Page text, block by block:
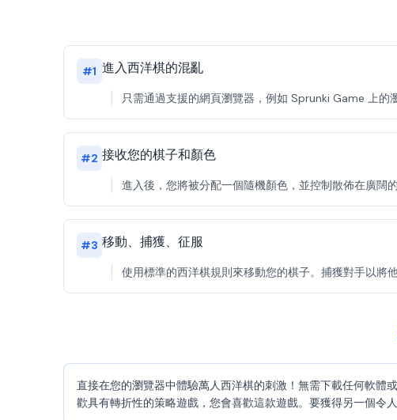
#1 進入西洋棋的混亂
只需通過支援的網頁瀏覽器，例如 Sprunki Game 上的
#2 接收您的棋子和顏色
進入後，您將被分配一個隨機顏色，並控制散佈在廣闊
#3 移動、捕獲、征服
使用標準的西洋棋規則來移動您的棋子。捕獲對手以將
直接在您的瀏覽器中體驗萬人西洋棋的刺激！無需下載任何軟體
歡具有轉折性的策略遊戲，您會喜歡這款遊戲。要獲得另一個令